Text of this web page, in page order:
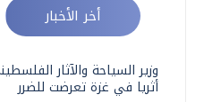
أخر الأخبار
أثريا في غزة تعرضت للضرر